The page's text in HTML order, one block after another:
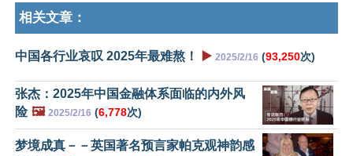
相关文章：
中国各行业哀叹 2025年最难熬！ ▶️ 2025/2/16 (93,250次)
张杰：2025年中国金融体系面临的内外风
险 🖼️ 2025/2/16 (6,778次)
梦境成真－－英国著名预言家帕克观神韵感